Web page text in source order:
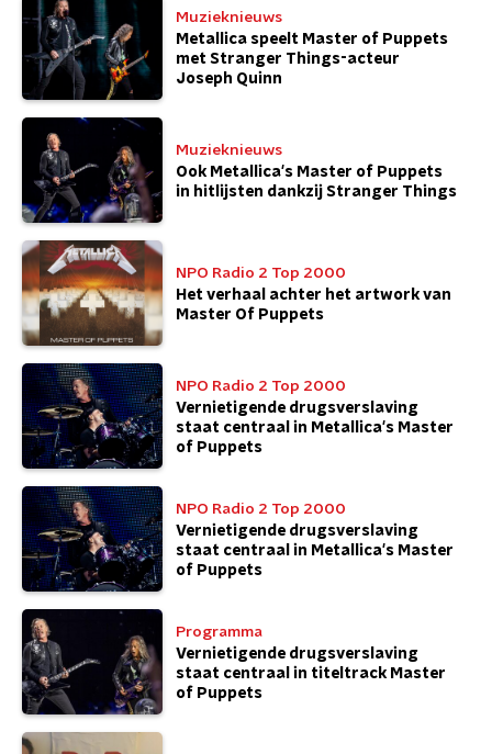
Muzieknieuws
Metallica speelt Master of Puppets
met Stranger Things-acteur
Joseph Quinn
Muzieknieuws
Ook Metallica's Master of Puppets
in hitlijsten dankzij Stranger Things
NPO Radio 2 Top 2000
Het verhaal achter het artwork van
Master Of Puppets
NPO Radio 2 Top 2000
Vernietigende drugsverslaving
staat centraal in Metallica's Master
of Puppets
NPO Radio 2 Top 2000
Vernietigende drugsverslaving
staat centraal in Metallica's Master
of Puppets
Programma
Vernietigende drugsverslaving
staat centraal in titeltrack Master
of Puppets